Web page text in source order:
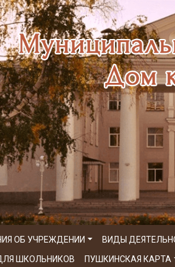
ОБ УЧРЕЖДЕНИИ ВИДЫ
ШКОЛЬНИКОВ
ПУШКИНСКАЯ КАРТА